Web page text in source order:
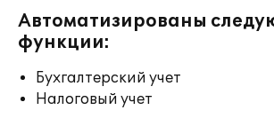
Автоматизированы
функции:
Бухгалтерский учет
Налоговый учет